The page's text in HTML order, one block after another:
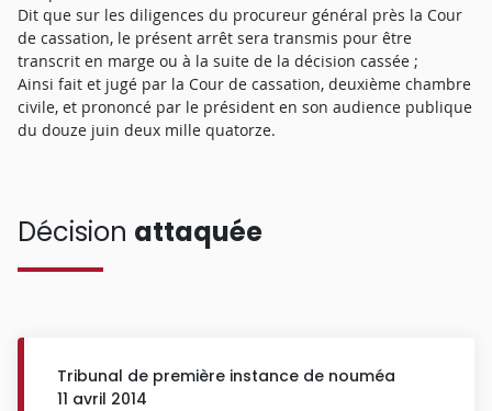
Dit que sur les diligences du procureur général près la Cour
de cassation, le présent arrêt sera transmis pour être
transcrit en marge ou à la suite de la décision cassée ;
Ainsi fait et jugé par la Cour de cassation, deuxième chambre
civile, et prononcé par le président en son audience publique
du douze juin deux mille quatorze.
Décision attaquée
Tribunal de première instance de nouméa
11 avril 2014